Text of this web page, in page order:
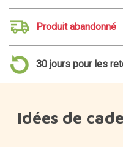
Produit abandonné
30 jours pour les
Idées de